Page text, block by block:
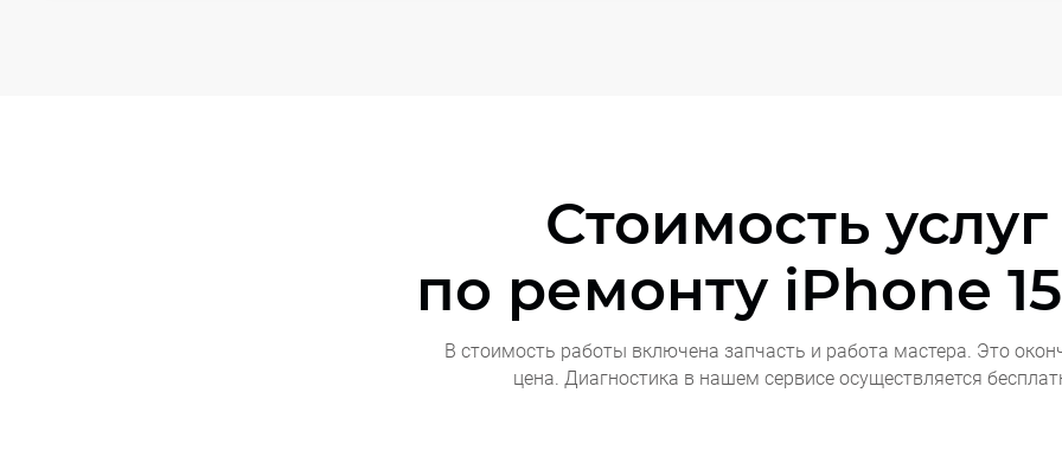
Стоимость услуг
по ремонту iPhone
В стоимость работы включена запчасть и работа мастера. Это
цена. Диагностика в нашем сервисе осуществляется